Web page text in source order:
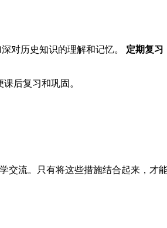
对历史知识的理解和记忆。 定期复习
后复习和巩固。
流。只有将这些措施结合起来，才能